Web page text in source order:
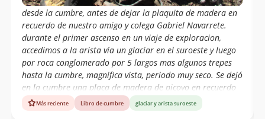
desde la cumbre, antes de dejar la plaquita de madera en
recuerdo de nuestro amigo y colega Gabriel Navarrete.
durante el primer ascenso en un viaje de exploracion,
accedimos a la arista vía un glaciar en el suroeste y luego
por roca conglomerado por 5 largos mas algunos trepes
hasta la cumbre, magnifica vista, periodo muy seco. Se dejó
en la cumbre una placa de madera de picoyo en recuerdo
de Gabriel Navarrete, de ahí el nombre que le pusimos y
también respondiendo a la forma de su cumbre.
Más reciente Libro de cumbre glaciar y arista suroeste